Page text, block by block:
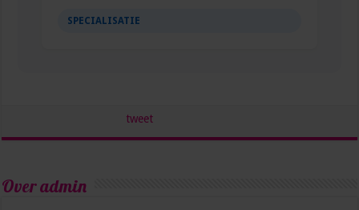
SPECIALISATIE
tweet
Over admin